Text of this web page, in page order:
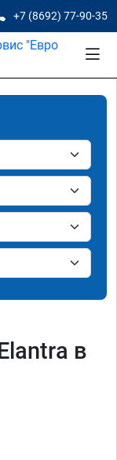
+7 (8692) 77-90-35
в